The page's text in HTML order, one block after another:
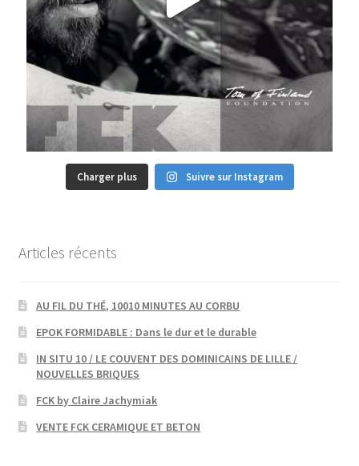
Charger plus Suivre sur Instagram
Articles récents
AU FIL DU THÉ, 10010 MINUTES AU CORBU
EPOK FORMIDABLE : Dans le dur et le durable
IN SITU 10 / LE COUVENT DES DOMINICAINS DE LILLE /
NOUVELLES BRIQUES
FCK by Claire Jachymiak
VENTE FCK CERAMIQUE ET BETON